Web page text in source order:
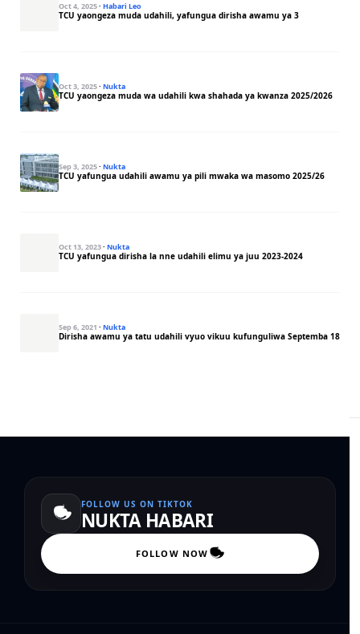
Oct 4, 2025· Habari Leo
TCU yaongeza muda udahili, yafungua dirisha awamu ya 3
Oct 3, 2025· Nukta
TCU yaongeza muda wa udahili kwa shahada ya kwanza 2025/2026
Sep 3, 2025· Nukta
TCU yafungua udahili awamu ya pili mwaka wa masomo 2025/26
Oct 13, 2023· Nukta
TCU yafungua dirisha la nne udahili elimu ya juu 2023-2024
Sep 6, 2021 · Nukta
Dirisha awamu ya tatu udahili vyuo vikuu kufunguliwa Septemba 18
FOLLOW US ON TIKTOK
NUKTA HABARI
FOLLOW NOW